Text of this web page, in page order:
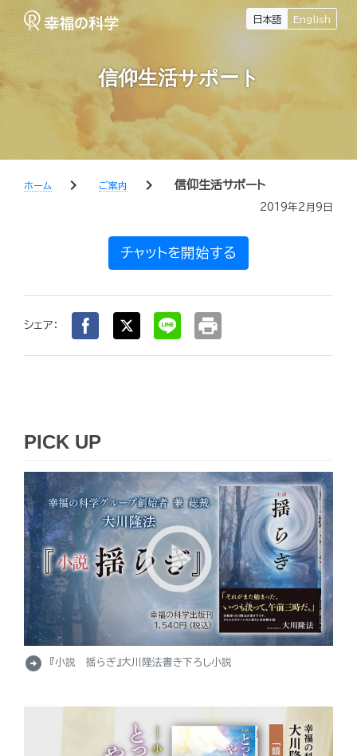
日本語 English
信仰生活サポート
ホーム chevron_right ご案内 chevron_right 信仰生活サポート
2019年2月9日
チャットを開始する
シェア： print
PICK UP
arrow_circle_right 『小説 揺らぎ』大川隆法書き下ろし小説